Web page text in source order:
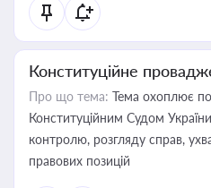
Конституційне
Про що тема: Тема охоплює
Конституційним Судом
контролю, розгляду справ,
правових позицій